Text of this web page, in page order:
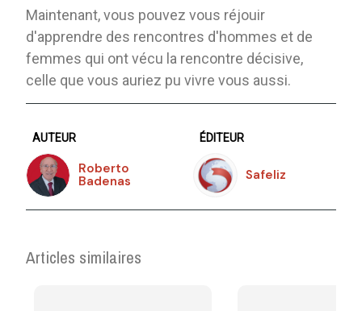
Maintenant, vous pouvez vous réjouir
d'apprendre des rencontres d'hommes et de
femmes qui ont vécu la rencontre décisive,
celle que vous auriez pu vivre vous aussi.
AUTEUR
Roberto
Badenas
ÉDITEUR
Safeliz
Articles similaires